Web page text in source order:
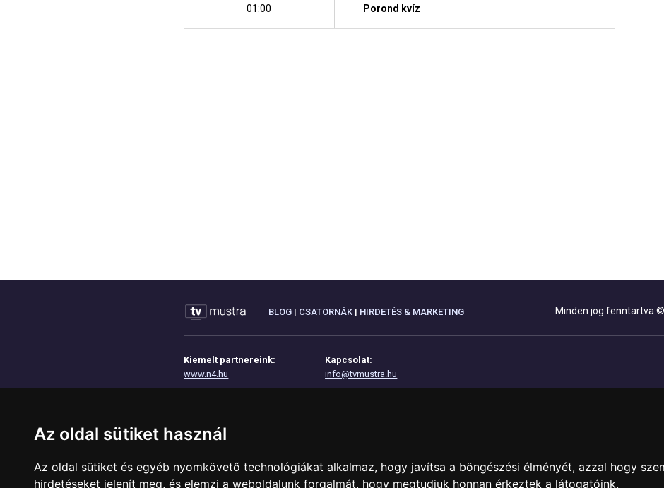
01:00 Porond kvíz
BLOG | CSATORNÁK | HIRDETÉS & MARKETING Minden jog fenntartva
Kiemelt partnereink:
www.n4.hu
www.tinyurl.hu
Kapcsolat:
info@tvmustra.hu
Az oldal sütiket használ
Az oldal sütiket és egyéb nyomkövető technológiákat alkalmaz, hogy javítsa a böngészési élményét, azzal hogy
hirdetéseket jelenít meg, és elemzi a weboldalunk forgalmát, hogy megtudjuk honnan érkeztek a látogatóink.